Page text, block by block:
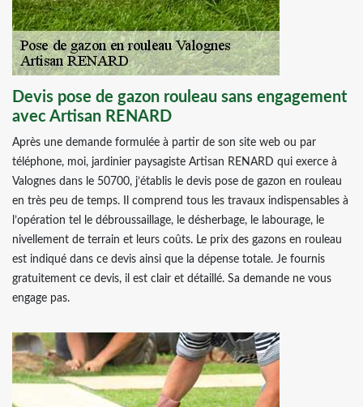
Devis pose de gazon rouleau sans engagement
avec Artisan RENARD
Après une demande formulée à partir de son site web ou par
téléphone, moi, jardinier paysagiste Artisan RENARD qui exerce à
Valognes dans le 50700, j’établis le devis pose de gazon en rouleau
en très peu de temps. Il comprend tous les travaux indispensables à
l’opération tel le débroussaillage, le désherbage, le labourage, le
nivellement de terrain et leurs coûts. Le prix des gazons en rouleau
est indiqué dans ce devis ainsi que la dépense totale. Je fournis
gratuitement ce devis, il est clair et détaillé. Sa demande ne vous
engage pas.